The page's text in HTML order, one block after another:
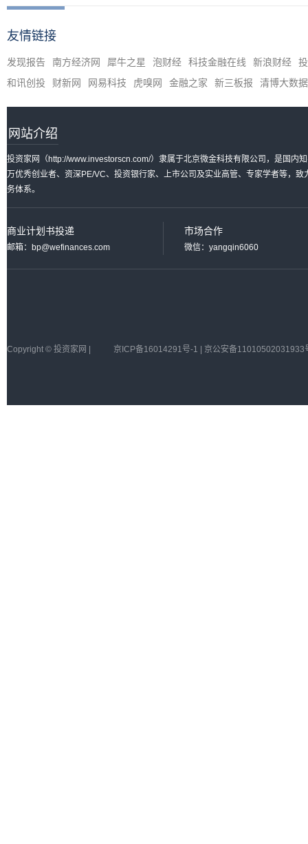
友情链接
发现报告 南方经济网 犀牛之星 泡财经 科技金融在线 新浪财经
和讯创投
财新网 网易科技 虎嗅网 金融之家 新三板报 清博大数据
网站介绍
投资家网（http://www.investorscn.com/）隶属于北京微金科技有限公司，是国内
万优秀创业者、资深PE/VC、投资银行家、上市公司及实业高管、专家学者等，
务体系。
商业计划书投递
邮箱：bp@wefinances.com
市场合作
微信：yangqin6060
Copyright © 投资家网 | 京ICP备16014291号-1 | 京公安备11010502031933